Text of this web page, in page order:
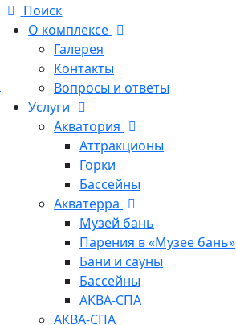
Поиск
О комплексе
Галерея
Контакты
Вопросы и ответы
Услуги
Акватория
Аттракционы
Горки
Бассейны
Акватерра
Музей бань
Парения в «Музее бань»
Бани и сауны
Бассейны
АКВА-СПА
АКВА-СПА